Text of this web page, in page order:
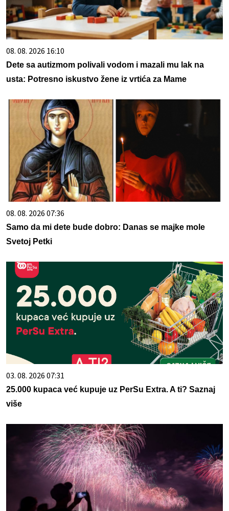
08. 08. 2026 16:10
Dete sa autizmom polivali vodom i mazali mu lak na
usta: Potresno iskustvo žene iz vrtića za Mame
08. 08. 2026 07:36
Samo da mi dete bude dobro: Danas se majke mole
Svetoj Petki
03. 08. 2026 07:31
25.000 kupaca već kupuje uz PerSu Extra. A ti? Saznaj
više